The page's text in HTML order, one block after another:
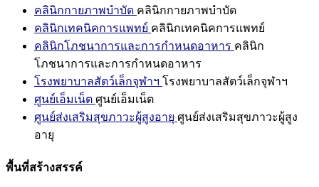
คลินิกกายภาพบำบัด คลินิกกายภาพบำบัด
คลินิกเทคนิคการแพทย์ คลินิกเทคนิคการแพทย์
คลินิกโภชนาการและการกำหนดอาหาร คลินิก
โภชนาการและการกำหนดอาหาร
โรงพยาบาลสัตว์เล็กจุฬาฯ โรงพยาบาลสัตว์เล็กจุฬาฯ
ศูนย์เอ็มเน็ต ศูนย์เอ็มเน็ต
ศูนย์ส่งเสริมสุขภาวะผู้สูงอายุ ศูนย์ส่งเสริมสุขภาวะผู้สูง
อายุ
พื้นที่สร้างสรรค์